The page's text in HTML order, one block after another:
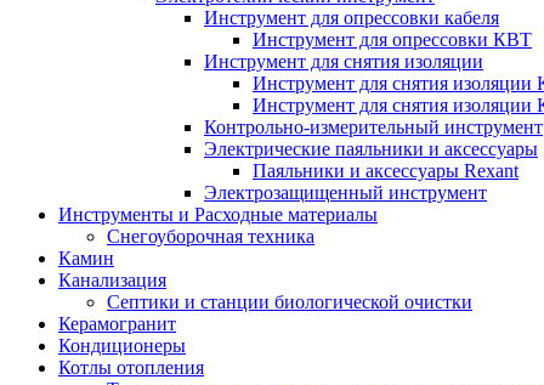
Инструмент для опрессовки кабеля
Инструмент для опрессовки КВТ
Инструмент для снятия изоляции
Инструмент для снятия изоляции
Инструмент для снятия
Контрольно-измерительный инструмент
Электрические паяльники и аксессуары
Паяльники и аксессуары Rexant
Электрозащищенный инструмент
Инструменты и Расходные материалы
Снегоуборочная техника
Камин
Канализация
Септики и станции биологической очистки
Керамогранит
Кондиционеры
Котлы отопления